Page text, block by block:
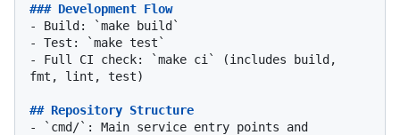
### Development Flow
-
Build:
`make build`
-
Test:
`make test`
-
Full CI check: `make ci`
(includes build,
fmt, lint, test)
## Repository Structure
-
`cmd/` : Main service entry points and